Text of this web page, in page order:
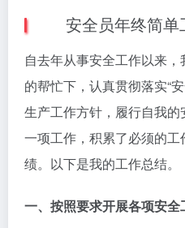
安全员年终简单
自去年从事安全工作以来
的帮忙下，认真贯彻落实“
生产工作方针，履行自我
一项工作，积累了必须的
绩。以下是我的工作总结。
一、按照要求开展各项安全